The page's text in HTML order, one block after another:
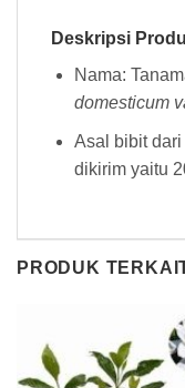
Deskripsi
Nama:
domesticum
Asal bibit
dikirim yaitu
PRODUK